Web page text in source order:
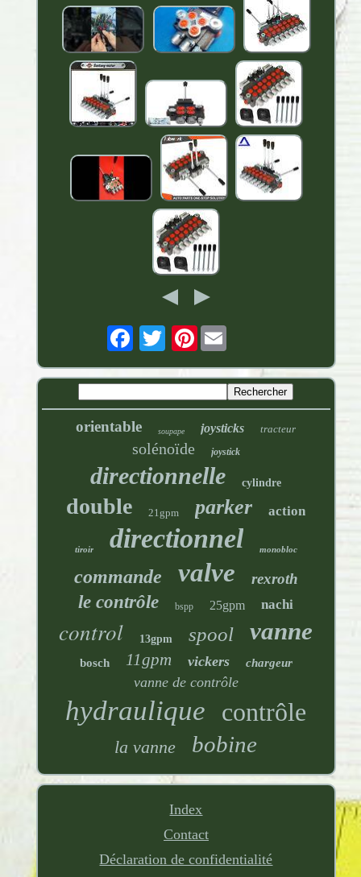
Pinterest
orientable soupape joysticks tracteur
solénoïde joystick
directionnelle cylindre
double 21gpm parker action
tiroir directionnel monobloc
commande valve rexroth
le contrôle bspp 25gpm nachi
control 13gpm spool vanne
bosch 11gpm vickers chargeur
vanne de contrôle
hydraulique contrôle
la vanne bobine
Index
Contact
Déclaration de confidentialité